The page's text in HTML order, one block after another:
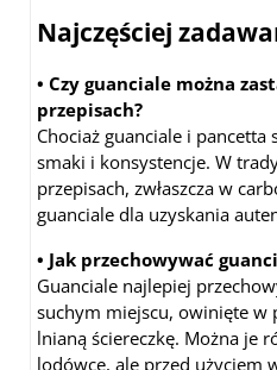
Najczęściej
• Czy guanciale można
przepisach?
Chociaż guanciale i
smaki i konsystencje. W
przepisach, zwłaszcza w
guanciale dla uzyskania
• Jak przechowywać
Guanciale najlepiej
suchym miejscu, owinięte
lnianą ściereczkę. Można je
lodówce, ale przed użyciem